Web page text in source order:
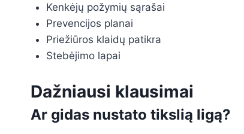
Kenkėjų požymių sąrašai
Prevencijos planai
Priežiūros klaidų patikra
Stebėjimo lapai
Dažniausi klausimai
Ar gidas nustato tikslią ligą?